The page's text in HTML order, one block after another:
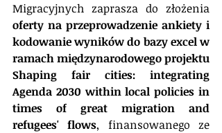
oferty na przeprowadzenie ankiety i
kodowanie wyników do bazy excel w
ramach międzynarodowego projektu
Shaping fair cities: integrating
Agenda 2030 within local policies in
times of great migration and
refugees' flows, finansowanego ze